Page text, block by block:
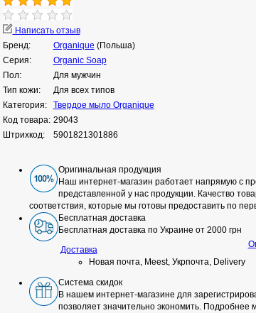
Написать отзыв
Бренд:
Organique (Польша)
Серия:
Organic Soap
Пол:
Для мужчин
Тип кожи:
Для всех типов
Категория:
Твердое мыло Organique
Код товара: 29043
Штрихкод:
5901821301886
Оригинальная продукция
Наш интернет-магазин работает напрямую с
представленной у нас продукции. Качество
соответствия, которые мы готовы предоставить по
Бесплатная доставка
Бесплатная доставка по Украине от 2000 грн
Доставка
Новая почта, Meest, Укрпочта, Delivery
Система скидок
В нашем интернет-магазине для
позволяет значительно экономить. Подробнее